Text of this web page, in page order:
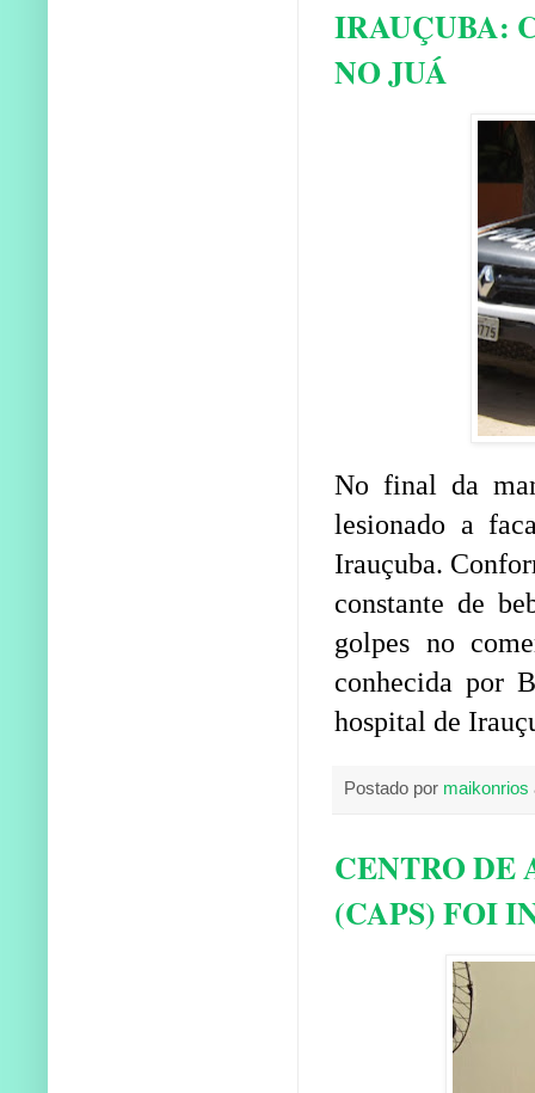
IRAUÇUBA:
NO JUÁ
No final da
lesionado a
Irauçuba.
constante de
golpes no
conhecida por
hospital de
Postado por maikonrios
CENTRO DE
(CAPS) FOI